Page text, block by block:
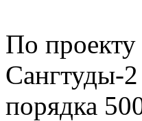
По проекту
Сангтуды-2
порядка